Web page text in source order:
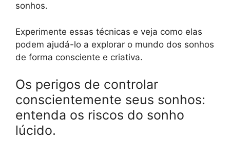
sonhos.
Experimente essas técnicas e veja como elas
podem ajudá-lo a explorar o mundo dos sonhos
de forma consciente e criativa.
Os perigos de controlar
conscientemente seus sonhos:
entenda os riscos do sonho
lúcido.